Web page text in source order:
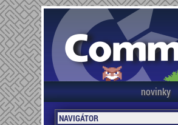
novinky
NAVIGÁTOR